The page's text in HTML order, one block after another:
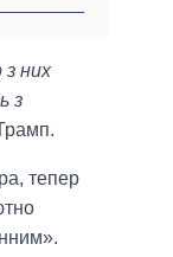
з них
з
тепер